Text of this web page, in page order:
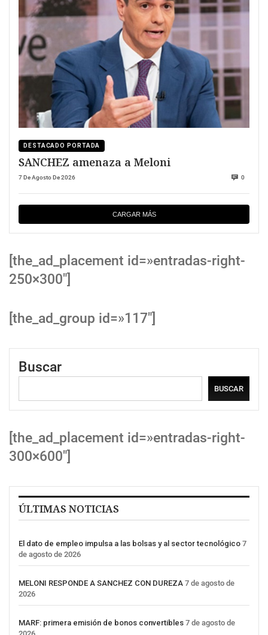
DESTACADO PORTADA
SANCHEZ amenaza a Meloni
7 De Agosto De 2026 0
CARGAR MÁS
[the_ad_placement id=»entradas-right-
250×300″]
[the_ad_group id=»117″]
Buscar
BUSCAR
[the_ad_placement id=»entradas-right-
300×600″]
ÚLTIMAS NOTICIAS
El dato de empleo impulsa a las bolsas y al sector tecnológico 7
de agosto de 2026
MELONI RESPONDE A SANCHEZ CON DUREZA 7 de agosto de
2026
MARF: primera emisión de bonos convertibles 7 de agosto de